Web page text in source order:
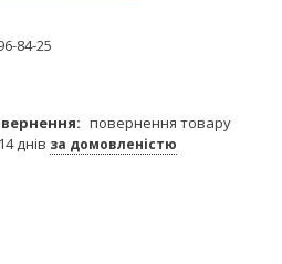
84-25
повернення товару
днів за домовленістю